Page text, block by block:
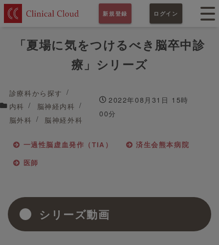
新規登録 ログイン
「夏場に気をつけるべき脳卒中診
療」シリーズ
診療科から探す
内科
脳神経内科
脳外科
脳神経外科
2022年08月31日 15時
00分
一過性脳虚血発作（TIA）
済生会熊本病院
医師
シリーズ動画